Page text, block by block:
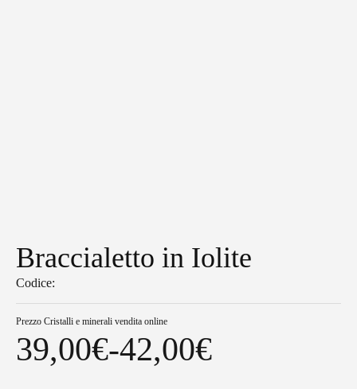
Braccialetto in Iolite
Codice:
Prezzo Cristalli e minerali vendita online
39,00€-42,00€
Fascia